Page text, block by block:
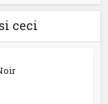
ceci